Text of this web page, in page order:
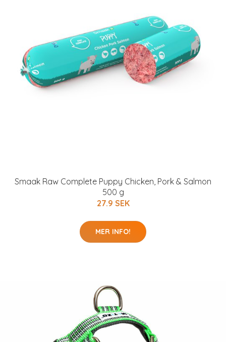
Smaak Raw Complete Puppy Chicken, Pork & Salmon
500 g
27.9 SEK
MER INFO!